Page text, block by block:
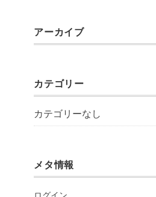
アーカイブ
カテゴリー
カテゴリーなし
メタ情報